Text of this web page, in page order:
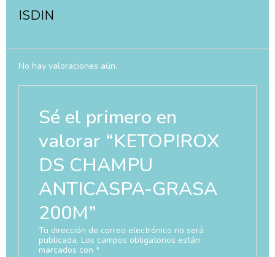
ISDIN
No hay valoraciones aún.
Sé el primero en
valorar “KETOPIROX
DS CHAMPU
ANTICASPA-GRASA
200M”
Tu dirección de correo electrónico no será
publicada. Los campos obligatorios están
marcados con *